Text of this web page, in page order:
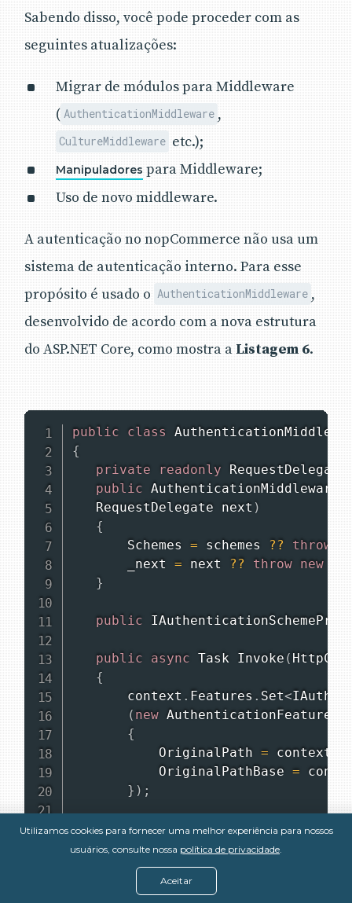
Sabendo disso, você pode proceder com as
seguintes atualizações:
Migrar de módulos para Middleware
( AuthenticationMiddleware ,
CultureMiddleware etc.);
Manipuladores para Middleware;
Uso de novo middleware.
A autenticação no nopCommerce não usa um
sistema de autenticação interno. Para esse
propósito é usado o AuthenticationMiddleware ,
desenvolvido de acordo com a nova estrutura
do ASP.NET Core, como mostra a Listagem 6.
public class
{
private
readonly RequestDelegate
public AuthenticationMiddleware
RequestDelegate next )
{
       Schemes
= schemes ?? throw
       _next
= next ?? throw new
}
public
public async Task Invoke (
{
       context
. Features . Set<
( new AuthenticationFeature
{
           OriginalPath
= context
           OriginalPathBase
=
} ) ;
var handlers = context.
foreach (var
Utilizamos cookies para fornecer uma melhor experiência para nossos
usuários, consulte nossa política de privacidade.
Aceitar